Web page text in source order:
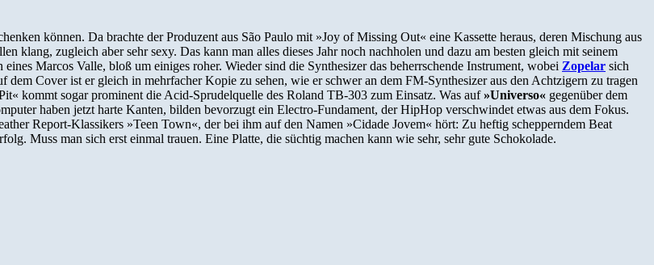
können. Da brachte der Produzent aus São Paulo mit »Joy of Missing Out« eine Kassette heraus, deren Mischung aus
klang, zugleich aber sehr sexy. Das kann man alles dieses Jahr noch nachholen und dazu am besten gleich mit seinem
Marcos Valle, bloß um einiges roher. Wieder sind die Synthesizer das beherrschende Instrument, wobei Zopelar sich
Cover ist er gleich in mehrfacher Kopie zu sehen, wie er schwer an dem FM-Synthesizer aus den Achtzigern zu tragen
kommt sogar prominent die Acid-Sprudelquelle des Roland TB-303 zum Einsatz. Was auf»Universo« gegenüber dem
haben jetzt harte Kanten, bilden bevorzugt ein Electro-Fundament, der HipHop verschwindet etwas aus dem Fokus.
Report-Klassikers »Teen Town«, der bei ihm auf den Namen »Cidade Jovem« hört: Zu heftig schepperndem Beat
Muss man sich erst einmal trauen. Eine Platte, die süchtig machen kann wie sehr, sehr gute Schokolade.